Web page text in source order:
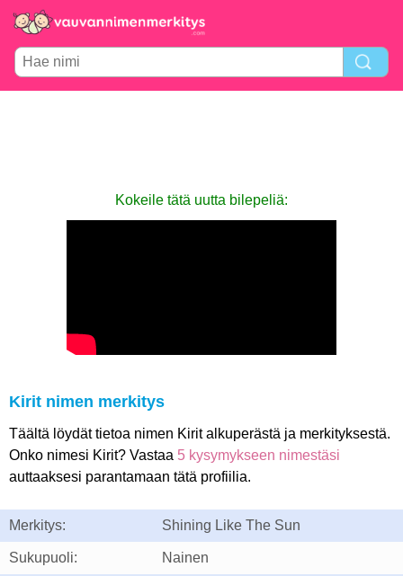
Kokeile tätä uutta bilepeliä:
Kirit nimen merkitys
Täältä löydät tietoa nimen Kirit alkuperästä ja merkityksestä.
Onko nimesi Kirit? Vastaa 5 kysymykseen nimestäsi
auttaaksesi parantamaan tätä profiilia.
Merkitys: Shining Like The Sun
Sukupuoli: Nainen